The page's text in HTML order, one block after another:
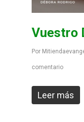
Vuestro
Por
comentario
Leer más